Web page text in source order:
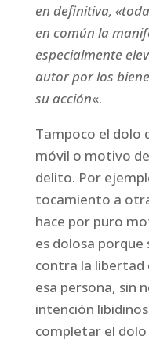
en definitiva,
en común la
especialmente
autor por los
su acción«.
Tampoco el dolo
móvil o motivo
delito. Por
tocamiento a
hace por puro
es dolosa
contra la libertad
esa persona, sin
intención
completar el dolo